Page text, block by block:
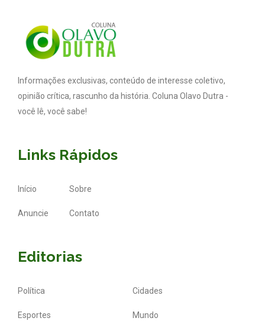
Informações exclusivas, conteúdo de interesse coletivo,
opinião crítica, rascunho da história. Coluna Olavo Dutra -
você lê, você sabe!
Links Rápidos
Início Sobre
Anuncie Contato
Editorias
Política Cidades
Esportes Mundo